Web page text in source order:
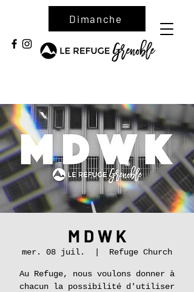
Dimanche
M D W K
mer. 08 juil. Refuge Church
Au Refuge, nous voulons donner à
chacun la possibilité d'utiliser